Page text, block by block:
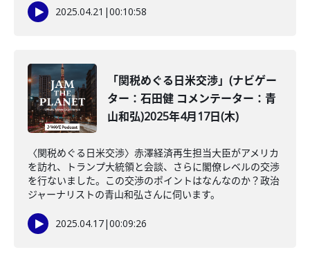
2025.04.21 |00:10:58
「関税めぐる日米交渉」(ナビゲー
ター：石田健 コメンテーター：青
山和弘)2025年4月17日(木)
〈関税めぐる日米交渉〉赤澤経済再生担当大臣がアメリカ
を訪れ、トランプ大統領と会談、さらに閣僚レベルの交渉
を行ないました。この交渉のポイントはなんなのか？政治
ジャーナリストの青山和弘さんに伺います。
2025.04.17|00:09:26